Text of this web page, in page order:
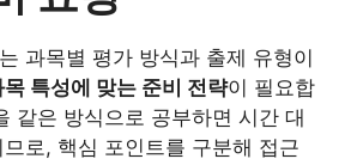
과목별 평가 방식과 출제 유형이
목 특성에 맞는 준비 전략이 필요합
같은 방식으로 공부하면 시간 대
로, 핵심 포인트를 구분해 접근